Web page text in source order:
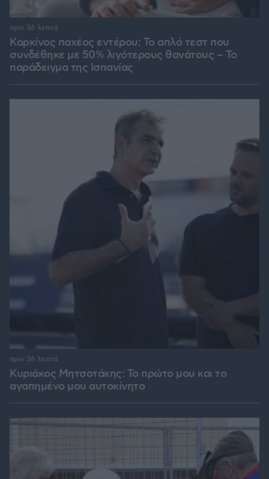
Καρκίνος παχέος εντέρου: Το απλό τεστ που
συνδέθηκε με 50% λιγότερους θανάτους – Το
παράδειγμα της Ισπανίας
πριν 36 λεπτά
Κυριάκος Μητσοτάκης: Το πρώτο μου και το
αγαπημένο μου αυτοκίνητο
πριν 36 λεπτά